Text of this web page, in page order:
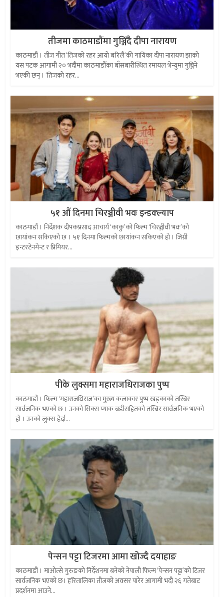
तीजमा काठमाडौंमा गुञ्जिँदै दीपा नारायण
काठमाडौं । तीज गीत ‘तिजको रहर आयो बरिलै‘की गायिका दीपा नारायण झाको
यस पटक आगामी २० भदौमा काठमाडौँका बाँसबारीस्थित रमायल भेन्युमा गुञ्जिने
भएकी छन् । ‘तिजको रहर...
५१ औं दिनमा चिरञ्जीवी भवः इन्डक्ल्याप
काठमाडौं । निर्देशक दीपकप्रसाद आचार्य ‘काकु’को फिल्म ‘चिरञ्जीवी भवः’को
छायांकन सकिएको छ । ५१ दिनमा फिल्मको छायांकन सकिएको हो । जिग्री
इन्टरटेनमेन्ट र प्रिमियर...
पीके लुक्समा महाराजधिराजका पुष्प
काठमाडौं । फिल्म ‘महाराजधिराज’का मुख्य कलाकार पुष्प खड्काको तस्बिर
सार्वजनिक भएको छ । उनको सिक्स प्याक बडीसहितको तस्बिर सार्वजनिक भएको
हो । उनको लुक्स हेर्दा...
पेन्सन पट्टा टिजरमा आमा खोज्दै दयाहाङ
काठमाडौं । माओत्से गुरुङको निर्देशनमा बनेको नेपाली फिल्म ‘पेन्सन पट्टा’को टिजर
सार्वजनिक भएको छ। हरितालिका तीजको अवसर पारेर आगामी भदौ २६ गतेबाट
प्रदर्शनमा आउने...